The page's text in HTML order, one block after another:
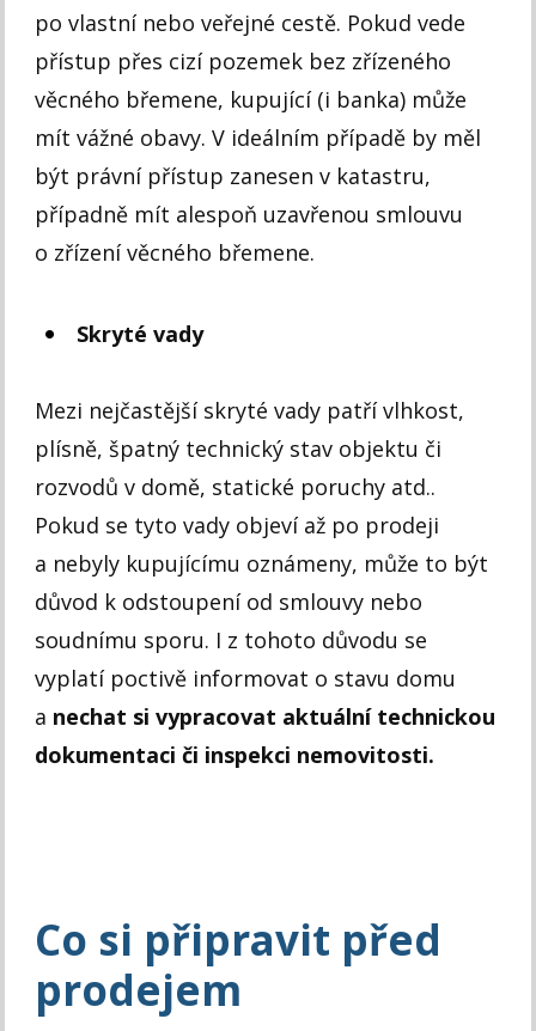
po vlastní nebo veřejné cestě. Pokud vede
přístup přes cizí pozemek bez zřízeného
věcného břemene, kupující (i banka) může
mít vážné obavy. V ideálním případě by měl
být právní přístup zanesen v katastru,
případně mít alespoň uzavřenou smlouvu
o zřízení věcného břemene.
Skryté vady
Mezi nejčastější skryté vady patří vlhkost,
plísně, špatný technický stav objektu či
rozvodů v domě, statické poruchy atd..
Pokud se tyto vady objeví až po prodeji
a nebyly kupujícímu oznámeny, může to být
důvod k odstoupení od smlouvy nebo
soudnímu sporu. I z tohoto důvodu se
vyplatí poctivě informovat o stavu domu
a nechat si vypracovat aktuální technickou
dokumentaci či inspekci nemovitosti.
Co si připravit před
prodejem